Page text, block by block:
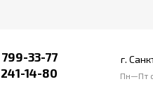
33-77
14-80
г.
Пн—Пт